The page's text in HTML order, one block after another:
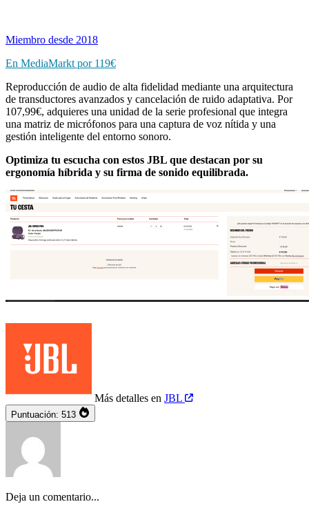
Miembro desde 2018
En MediaMarkt por 119€
Reproducción de audio de alta fidelidad mediante una arquitectura
de transductores avanzados y cancelación de ruido adaptativa. Por
107,99€, adquieres una unidad de la serie profesional que integra
una matriz de micrófonos para una captura de voz nítida y una
gestión inteligente del entorno sonoro.
Optimiza tu escucha con estos JBL que destacan por su
ergonomía híbrida y su firma de sonido equilibrada.
Más detalles en JBL
Puntuación: 513
Deja un comentario...